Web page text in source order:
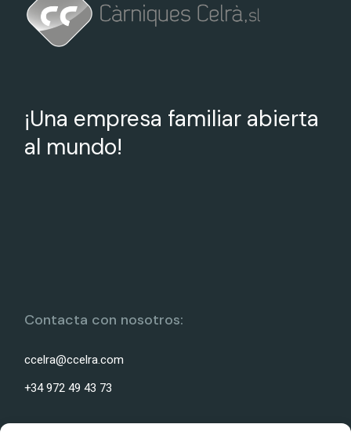
¡Una empresa familiar abierta
al mundo!
Contacta con nosotros:
ccelra@ccelra.com
+34 972 49 43 73